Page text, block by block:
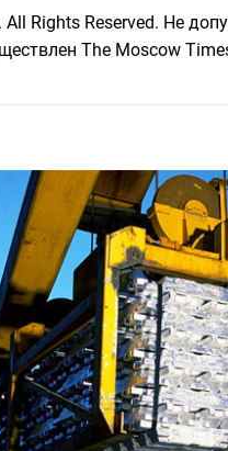
Rights Reserved. Не
The Moscow